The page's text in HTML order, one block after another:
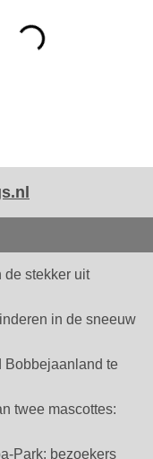
de stekker uit
in de sneeuw
Bobbejaanland te
twee mascottes:
Park: bezoekers